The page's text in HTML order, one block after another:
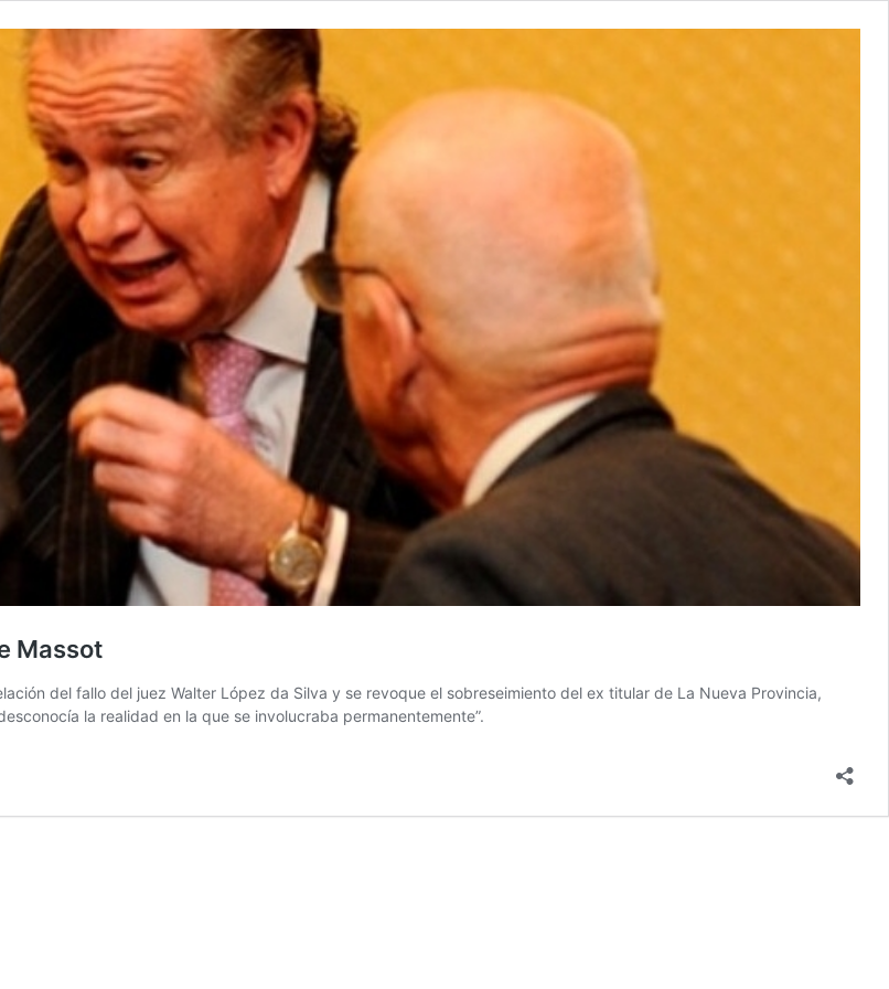
Massot
del fallo del juez Walter López da Silva y se revoque el sobreseimiento del ex titular de La Nueva Provincia,
la realidad en la que se involucraba permanentemente”.